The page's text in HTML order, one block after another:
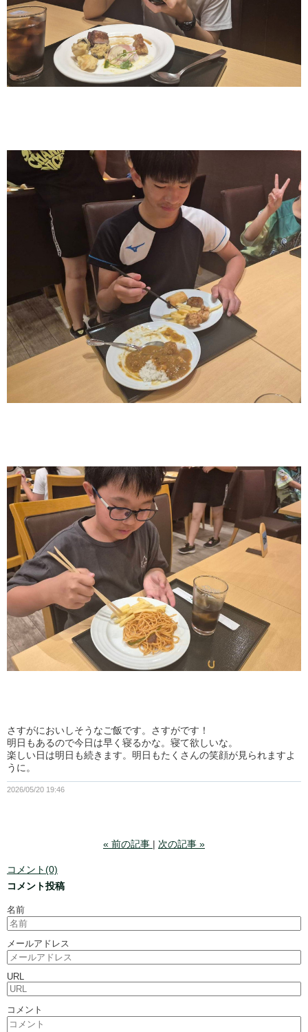
さすがにおいしそうなご飯です。さすがです！
明日もあるので今日は早く寝るかな。寝て欲しいな。
楽しい日は明日も続きます。明日もたくさんの笑顔が見られますよ
うに。
2026/05/20 19:46
« 前の記事 次の記事 »
コメント(0)
コメント投稿
名前
メールアドレス
URL
コメント